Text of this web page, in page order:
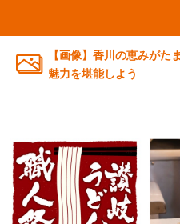
【画像】香川の恵みが
魅力を堪能しよう